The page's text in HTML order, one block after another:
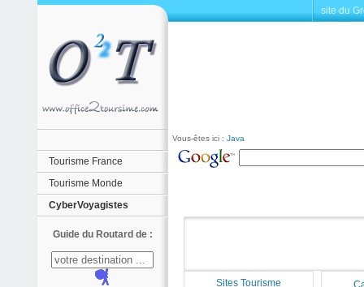
site du
Tourisme France
Tourisme Monde
CyberVoyagistes
Guide du Routard de :
Vous-êtes ici : Java
Sites Tourisme